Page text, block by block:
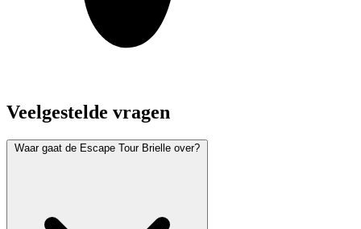
Veelgestelde vragen
Waar gaat de Escape Tour Brielle over?